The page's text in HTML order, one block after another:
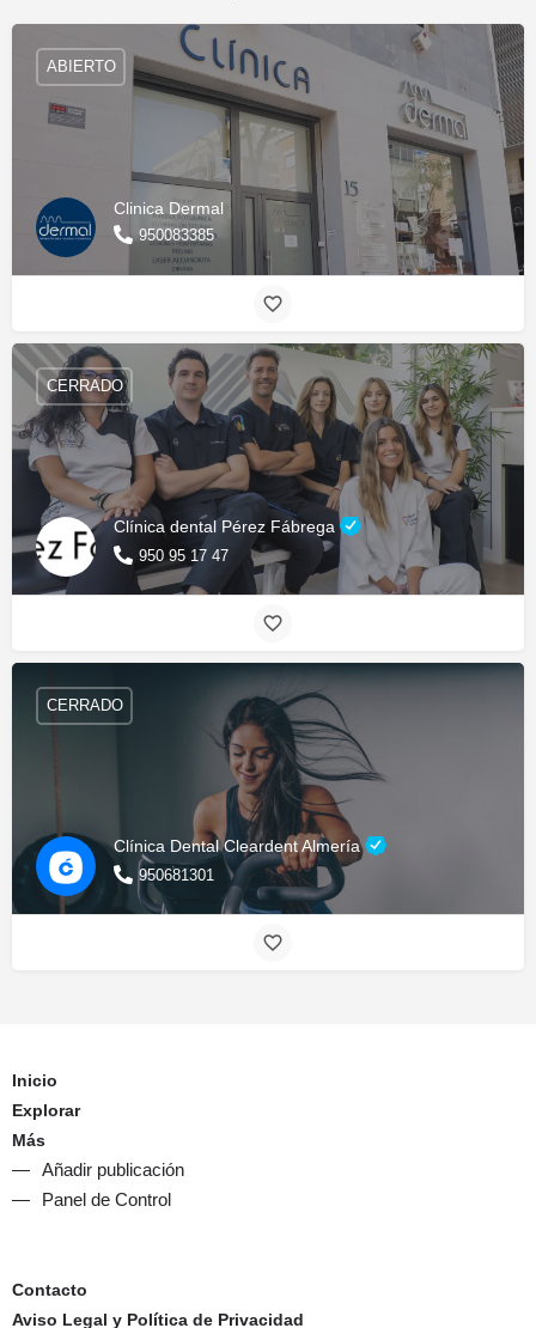
Clinica Dermal
950083385
ABIERTO
Clínica dental Pérez Fábrega
950 95 17 47
CERRADO
Clínica Dental Cleardent Almería
950681301
CERRADO
Inicio
Explorar
Más
Añadir publicación
Panel de Control
Contacto
Aviso Legal y Política de Privacidad